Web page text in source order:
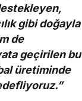
gibi doğayla
de
geçirilen bu
üretiminde